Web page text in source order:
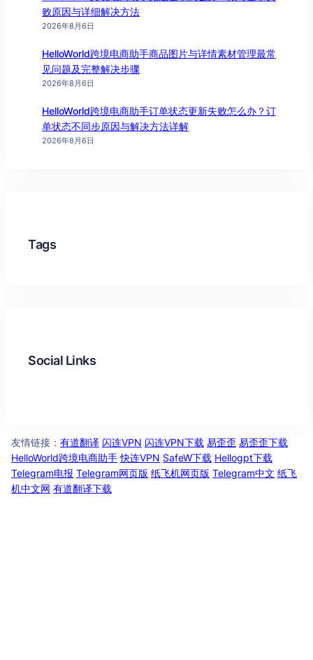
败原因与详细解决方法
2026年8月6日
HelloWorld跨境电商助手商品图片与详情素材管理最常
见问题及完整解决步骤
2026年8月6日
HelloWorld跨境电商助手订单状态更新失败怎么办？订
单状态不同步原因与解决方法详解
2026年8月6日
Tags
Social Links
友情链接 ： 有道翻译 闪连VPN 闪连VPN下载 易歪歪 易歪歪下载
HelloWorld跨境电商助手 快连VPN SafeW下载 Hellogpt下载
Telegram电报 Telegram网页版 纸飞机网页版 Telegram中文 纸飞
机中文网 有道翻译下载